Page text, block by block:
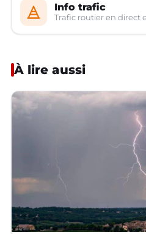
Info trafic
Trafic routier en direct
À lire aussi